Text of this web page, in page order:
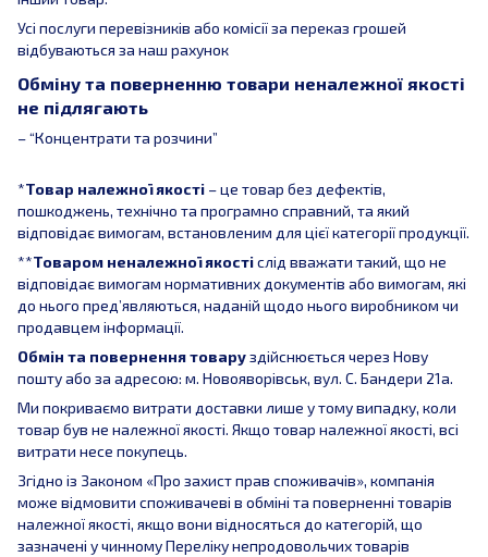
Усі послуги перевізників або комісії за переказ грошей
відбуваються за наш рахунок
Обміну та поверненню товари неналежної якості
не підлягають
– “Концентрати та розчини”
*Товар належної якості – це товар без дефектів,
пошкоджень, технічно та програмно справний, та який
відповідає вимогам, встановленим для цієї категорії продукції.
**Товаром неналежної якостіслід вважати такий, що не
відповідає вимогам нормативних документів або вимогам, які
до нього пред’являються, наданій щодо нього виробником чи
продавцем інформації.
Обмін та повернення товаруздійснюється через Нову
пошту або за адресою: м. Новояворівськ, вул. С. Бандери 21а.
Ми покриваємо витрати доставки лише у тому випадку, коли
товар був не належної якості. Якщо товар належної якості, всі
витрати несе покупець.
Згідно із Законом «Про захист прав споживачів», компанія
може відмовити споживачеві в обміні та поверненні товарів
належної якості, якщо вони відносяться до категорій, що
зазначені у чинному Переліку непродовольчих товарів